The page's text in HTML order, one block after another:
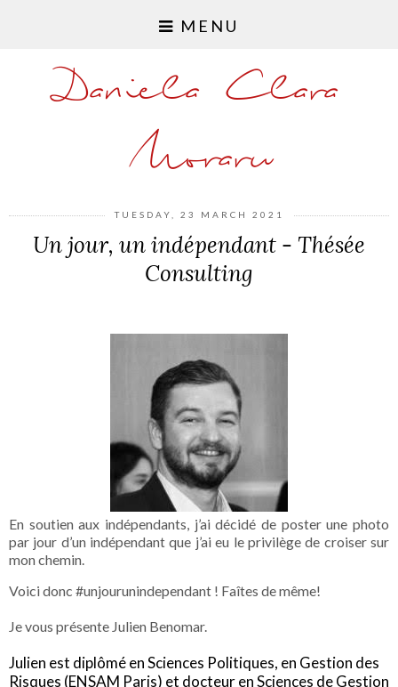
MENU
Daniela Clara
Moraru
TUESDAY, 23 MARCH 2021
Un jour, un indépendant - Thésée
Consulting
En soutien aux indépendants, j’ai décidé de poster une photo
par jour d’un indépendant que j’ai eu le privilège de croiser sur
mon chemin.
Voici donc #unjourunindependant ! Faîtes de même!
Je vous présente Julien Benomar.
Julien est diplômé en Sciences Politiques, en Gestion des
Risques (ENSAM Paris) et docteur en Sciences de Gestion